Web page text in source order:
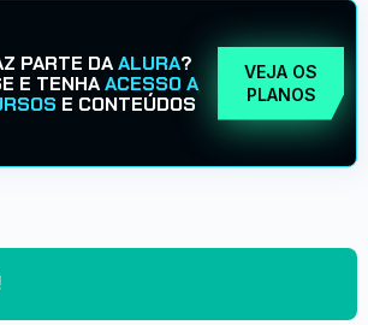
PARTE DAALURA?
E TENHAACESSO A
E CONTEÚDOS
VEJA OS
PLANOS